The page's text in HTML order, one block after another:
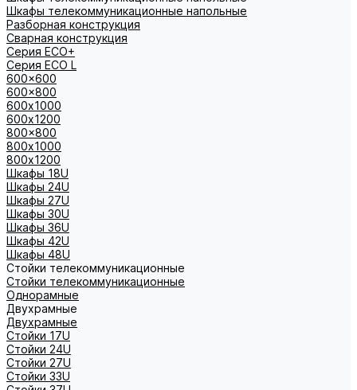
Шкафы телекоммуникационные напольные
Разборная конструкция
Сварная конструкция
Серия ECO+
Серия ECO L
600x600
600x800
600х1000
600х1200
800x800
800х1000
800х1200
Шкафы 18U
Шкафы 24U
Шкафы 27U
Шкафы 30U
Шкафы 36U
Шкафы 42U
Шкафы 48U
Стойки телекоммуникационные
Стойки телекоммуникационные
Однорамные
Двухрамные
Двухрамные
Стойки 17U
Стойки 24U
Стойки 27U
Стойки 33U